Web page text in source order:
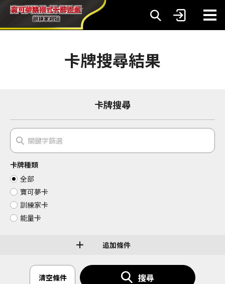
卡牌搜尋結果
卡牌搜尋
卡牌種類
全部
寶可夢卡
訓練家卡
能量卡
追加條件
清空條件 搜尋